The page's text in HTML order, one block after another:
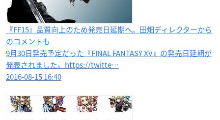
『FF15』品質向上のため発売日延期へ。田畑ディレクターから
のコメントも
9月30日発売予定だった『FINAL FANTASY XV』の発売日延期が
発表されました。https://twitte…
2016-08-15 16:40